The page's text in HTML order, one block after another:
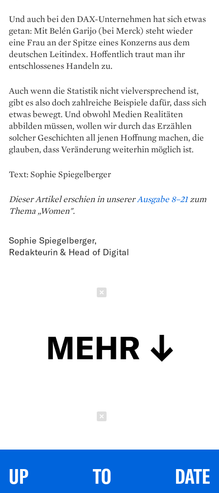
Und auch bei den DAX-Unternehmen hat sich etwas
getan: Mit Belén Garijo (bei Merck) steht wieder
eine Frau an der Spitze eines Konzerns aus dem
deutschen Leitindex. Hoffentlich traut man ihr
entschlossenes Handeln zu.
Auch wenn die Statistik nicht vielversprechend ist,
gibt es also doch zahlreiche Beispiele dafür, dass sich
etwas bewegt. Und obwohl Medien Realitäten
abbilden müssen, wollen wir durch das Erzählen
solcher Geschichten all jenen Hoffnung machen, die
glauben, dass Veränderung weiterhin möglich ist.
Text: Sophie Spiegelberger
Dieser Artikel erschien in unsererAusgabe 8–21zum
Thema „Women".
Sophie Spiegelberger,
Redakteurin & Head of Digital
MEHR
UP TO DATE